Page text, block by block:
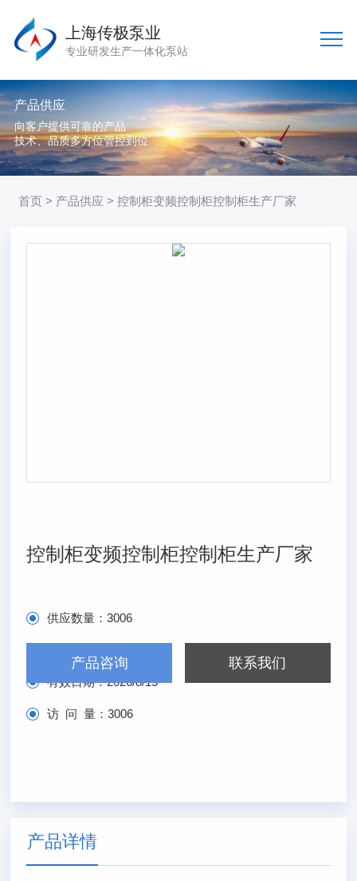
上海传极泵业
专业研发生产一体化泵站
产品供应
向客户提供可靠的产品
技术、品质多方位管控到位
首页 > 产品供应 > 控制柜变频控制柜控制柜生产厂家
控制柜变频控制柜控制柜生产厂家
供应数量：3006
有效日期：2026/8/15
访 问 量：3006
产品咨询 联系我们
产品详情